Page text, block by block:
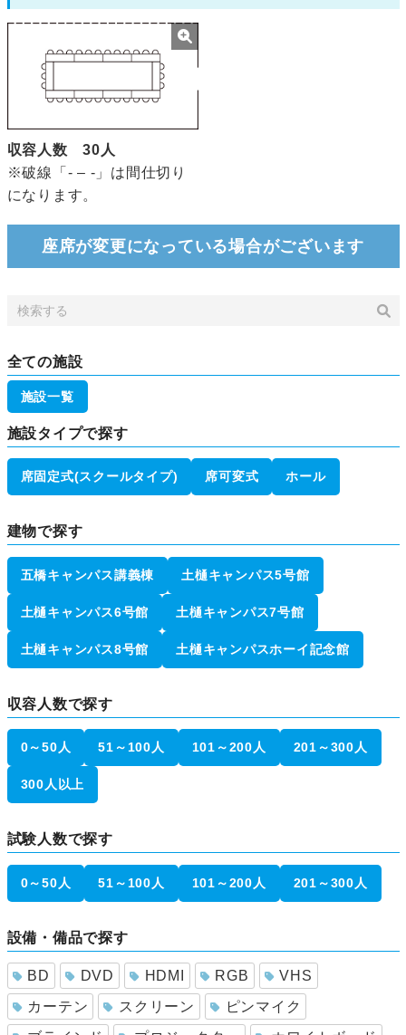
全ての施設
施設一覧
施設タイプで探す
席固定式(スクールタイプ) 席可変式 ホール
建物で探す
五橋キャンパス講義棟 土樋キャンパス5号館
土樋キャンパス6号館 土樋キャンパス7号館
土樋キャンパス8号館 土樋キャンパスホーイ記念館
収容人数で探す
0～50人 51～100人 101～200人 201～300人
300人以上
試験人数で探す
0～50人 51～100人 101～200人 201～300人
設備・備品で探す
BD DVD HDMI RGB
VHS
カーテン
スクリーン
ピンマイク
収容人数 30人
※破線「- – -」は間仕切り
になります。
座席が変更になっている場合がございます